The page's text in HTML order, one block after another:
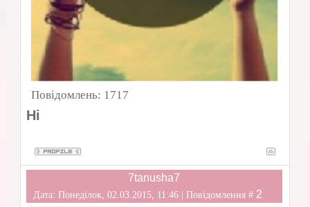
Повідомлень: 1717
Ні
7tanusha7
Дата: Понеділок, 02.03.2015, 11:46 | Повідомлення # 2